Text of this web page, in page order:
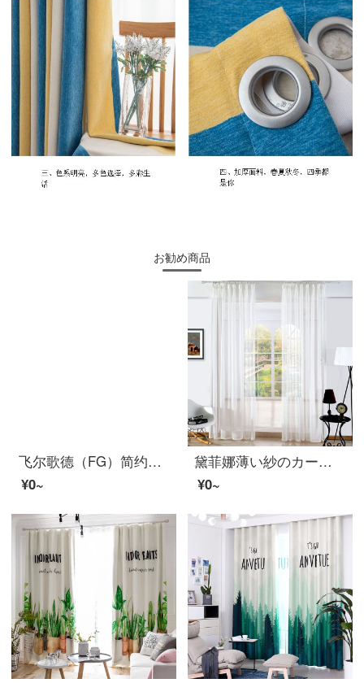
お勧め商品
飞尔歌德（FG）简约纯色亮光丝拼接窗帘布 ins北欧风客厅卧室书房阳台落地帘飘窗成品窗帘定制 米白色窗帘（不含窗纱） 宽3米*高2.7米-挂钩式一片(高度可改短)
¥0~
黛菲娜薄い紗のカーテンの窓の紗のカーテンのベランダの遮光する砂の白い砂は光を通さないで人の白い紗のカーテンの白い紗のカーテンにつながります。完成品の幅は2.9*2.7メートルの高さ*1枚です。
¥0~